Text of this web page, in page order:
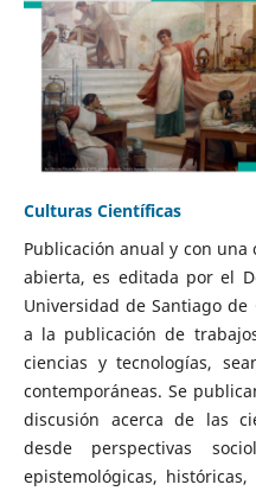
Culturas Científicas
Publicación anual y con
abierta, es editada por el
Universidad de Santiago
a la publicación de
ciencias y tecnologías,
contemporáneas. Se
discusión acerca de las
desde perspectivas
epistemológicas,